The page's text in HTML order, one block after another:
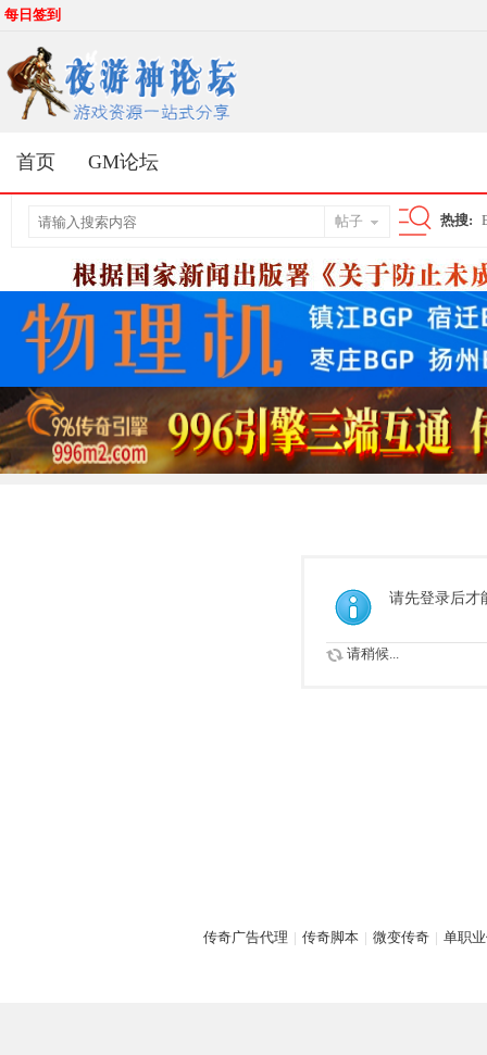
每日签到
首页 GM论坛
帖子
索
热搜:
请先登录后才
请稍候...
传奇广告代理 | 传奇脚本 | 微变传奇 | 单职